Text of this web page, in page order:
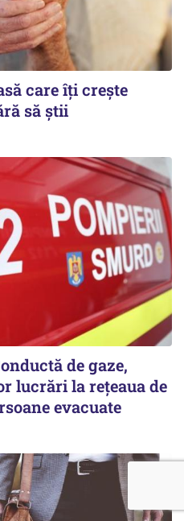
care îți crește
să știi
de gaze,
lucrări la rețeaua de
evacuate